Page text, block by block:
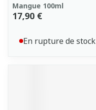
Mangue 100ml
17,90 €
En rupture de stock